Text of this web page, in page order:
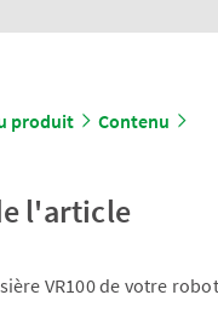
produit Contenu
l'article
VR100 de votre